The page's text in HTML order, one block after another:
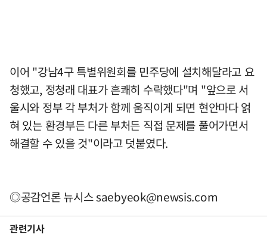
이어 "강남4구 특별위원회를 민주당에 설치해달라고 요
청했고, 정청래 대표가 흔쾌히 수락했다"며 "앞으로 서
울시와 정부 각 부처가 함께 움직이게 되면 현안마다 얽
혀 있는 환경부든 다른 부처든 직접 문제를 풀어가면서
해결할 수 있을 것"이라고 덧붙였다.
◎공감언론 뉴시스saebyeok@newsis.com
관련기사